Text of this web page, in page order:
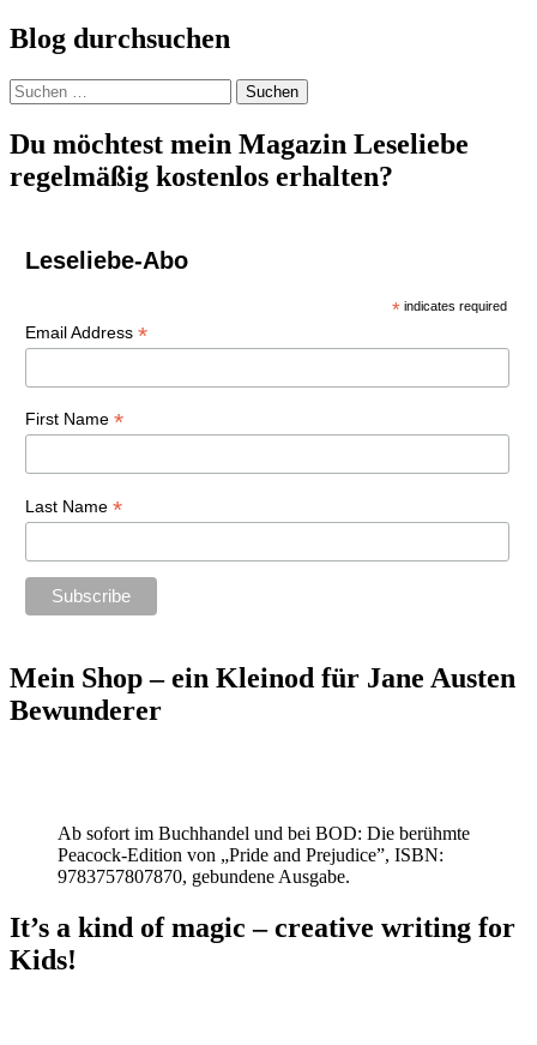
Blog durchsuchen
Suchen
nach:
Du möchtest mein Magazin Leseliebe
regelmäßig kostenlos erhalten?
Leseliebe-Abo
* indicates required
Email Address *
First Name *
Last Name *
Mein Shop – ein Kleinod für Jane Austen
Bewunderer
Ab sofort im Buchhandel und bei BOD: Die berühmte
Peacock-Edition von „Pride and Prejudice”, ISBN:
9783757807870, gebundene Ausgabe.
It’s a kind of magic – creative writing for
Kids!